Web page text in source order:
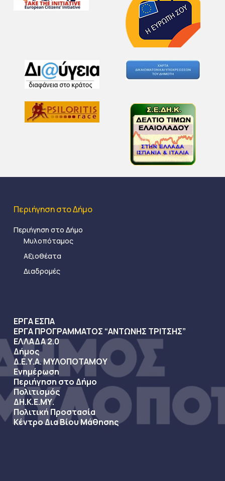
Περιήγηση στο Δήμο
Περιήγηση στο Δήμο
Μυλοπόταμος
Αξιοθέατα
Διαδρομές
ΕΡΓΑ ΕΣΠΑ
ΕΡΓΑ ΠΡΟΓΡΑΜΜΑΤΟΣ “ΑΝΤΩΝΗΣ ΤΡΙΤΣΗΣ”
ΕΛΛΑΔΑ 2.0
Δήμος
Δ.Ε.Υ.Α. ΜΥΛΟΠΟΤΑΜΟΥ
Ενημέρωση
Περιήγηση στο Δήμο
Πολιτισμός
ΔΗ.Κ.Ε.ΜΥ.
Πολιτική Προστασία
Κέντρο Δια Βίου Μάθησης